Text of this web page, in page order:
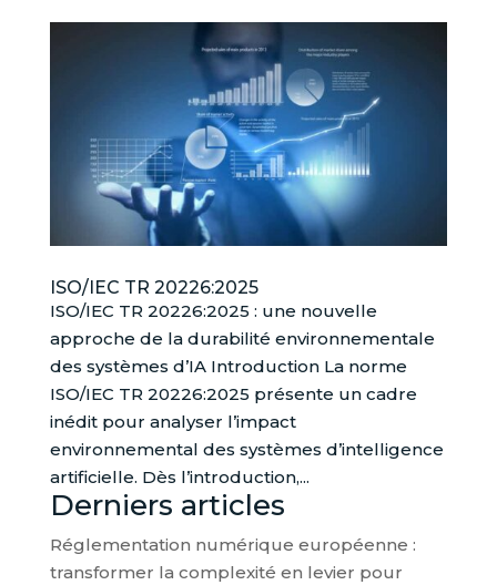
ISO/IEC TR 20226:2025
ISO/IEC TR 20226:2025 : une nouvelle
approche de la durabilité environnementale
des systèmes d’IA Introduction La norme
ISO/IEC TR 20226:2025 présente un cadre
inédit pour analyser l’impact
environnemental des systèmes d’intelligence
artificielle. Dès l’introduction,...
Derniers articles
Réglementation numérique européenne :
transformer la complexité en levier pour